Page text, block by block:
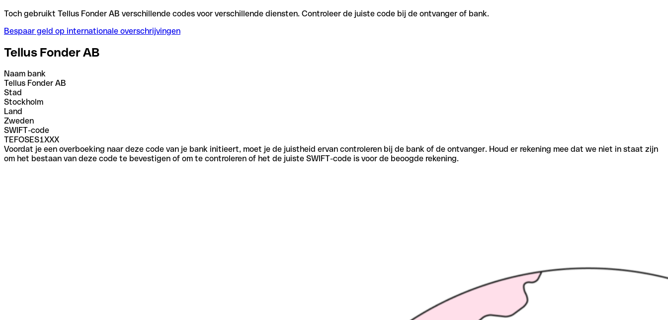
Toch gebruikt Tellus Fonder AB verschillende codes voor verschillende diensten. Controleer de juiste code bij de ontvanger of bank.
Bespaar geld op internationale overschrijvingen
Tellus Fonder AB
Naam bank
Tellus Fonder AB
Stad
Stockholm
Land
Zweden
SWIFT-code
TEFOSES1XXX
Voordat je een overboeking naar deze code van je bank initieert, moet je de juistheid ervan controleren bij de bank of de ontvanger. Houd er rekening mee dat we niet in staat zijn
om het bestaan van deze code te bevestigen of om te controleren of het de juiste SWIFT-code is voor de beoogde rekening.